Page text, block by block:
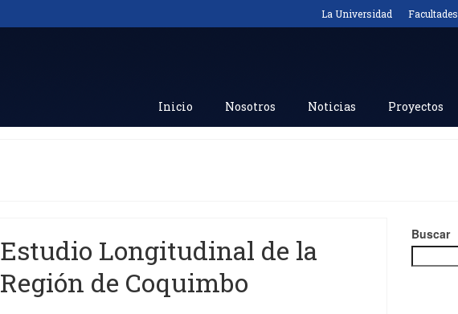
La Universidad Facultades
Inicio Nosotros Noticias Proyectos
Estudio Longitudinal de la
Región de Coquimbo
Buscar